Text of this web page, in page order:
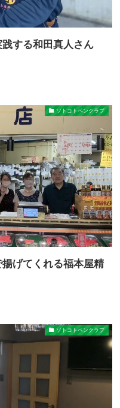
する和田真人さん
ソトコトペンクラブ
げてくれる福本屋精
ソトコトペンクラブ